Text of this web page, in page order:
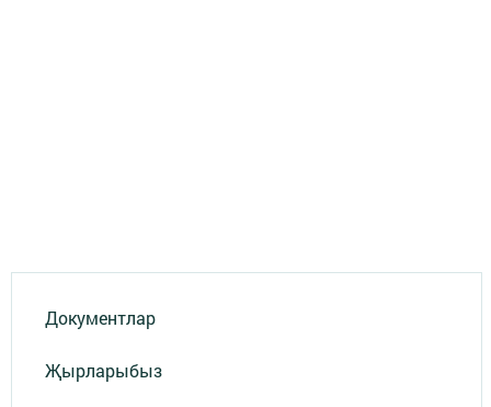
Документлар
Җырларыбыз